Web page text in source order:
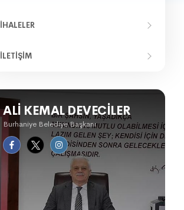
İHALELER
İLETIŞIM
ALI KEMAL DEVECILER
Burhaniye Belediye Başkanı